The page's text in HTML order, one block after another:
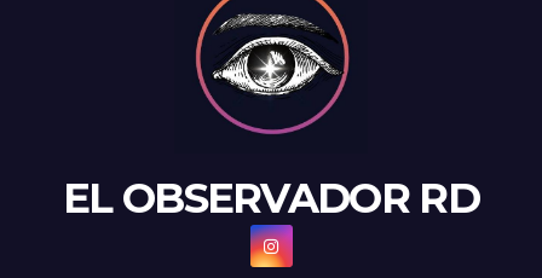
EL OBSERVADOR RD